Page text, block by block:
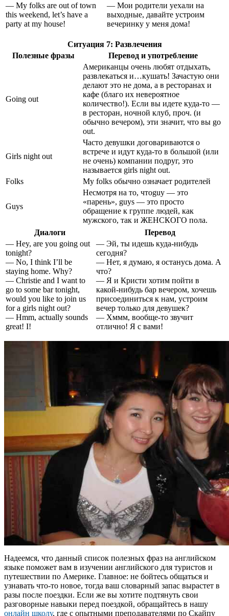
— My folks are out of town
this weekend, let’s have a
party at my house!
— Мои родители уехали на
выходные, давайте устроим
вечеринку у меня дома!
Ситуация 7: Развлечения
Полезные фразы
Перевод и употребление
Going out
Американцы очень любят отдыхать,
развлекаться и…кушать! Зачастую они
делают это не дома, а в ресторанах и
кафе (благо их невероятное
количество!). Если вы идете куда-то —
в ресторан, ночной клуб, проч. (и
обычно вечером), эти значит, что вы go
out.
Girls night out
Часто девушки договариваются о
встрече и идут куда-то в большой (или
не очень) компании подруг, это
называется girls night out.
Folks
My folks обычно означает родителей
Guys
Несмотря на то, чтоguy — это
«парень», guys — это просто
обращение к группе людей, как
мужского, так и ЖЕНСКОГО пола.
Диалоги
Перевод
— Hey, are you going out
tonight?
— No, I think I’ll be
staying home. Why?
— Christie and I want to
go to some bar tonight,
would you like to join us
for a girls night out?
— Hmm, actually sounds
great! I!
— Эй, ты идешь куда-нибудь
сегодня?
— Нет, я думаю, я останусь дома. А
что?
— Я и Кристи хотим пойти в
какой-нибудь бар вечером, хочешь
присоединиться к нам, устроим
вечер только для девушек?
— Хммм, вообще-то звучит
отлично! Я с вами!
Надеемся, что данный список полезных фраз на английском
языке поможет вам в изучении английского для туристов и
путешествии по Америке. Главное: не бойтесь общаться и
узнавать что-то новое, тогда ваш словарный запас вырастет в
разы после поездки. Если же вы хотите подтянуть свои
разговорные навыки перед поездкой, обращайтесь в нашу
онлайн школу, где с опытными преподавателями по Скайпу